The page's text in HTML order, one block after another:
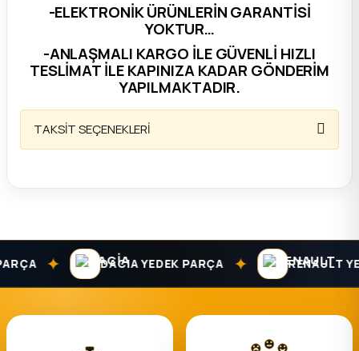
-ELEKTRONİK ÜRÜNLERİN GARANTİSİ
YOKTUR…
-ANLAŞMALI KARGO İLE GÜVENLİ HIZLI
TESLİMAT İLE KAPINIZA KADAR GÖNDERİM
YAPILMAKTADIR.
TAKSİT SEÇENEKLERİ
✦ DACIA YEDEK PARÇA ✦ RENAULT